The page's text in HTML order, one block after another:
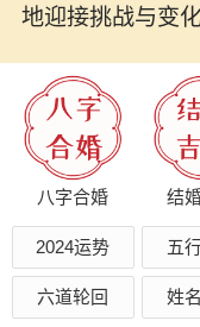
地迎接挑战与变
八字合婚 结
2024运势 五
六道轮回 姓